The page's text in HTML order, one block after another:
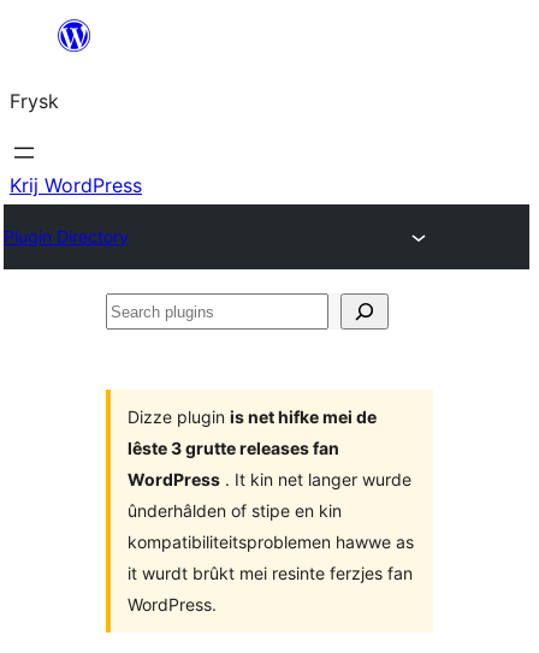
Fierder
ynhâld
Frysk
Krij WordPress
Plugin Directory
Search
Dizze plugin is net hifke mei de
lêste 3 grutte releases fan
WordPress . It kin net langer wurde
ûnderhâlden of stipe en kin
kompatibiliteitsproblemen hawwe as
it wurdt brûkt mei resinte ferzjes fan
WordPress.